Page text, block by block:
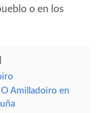
o en los
Amilladoiro en